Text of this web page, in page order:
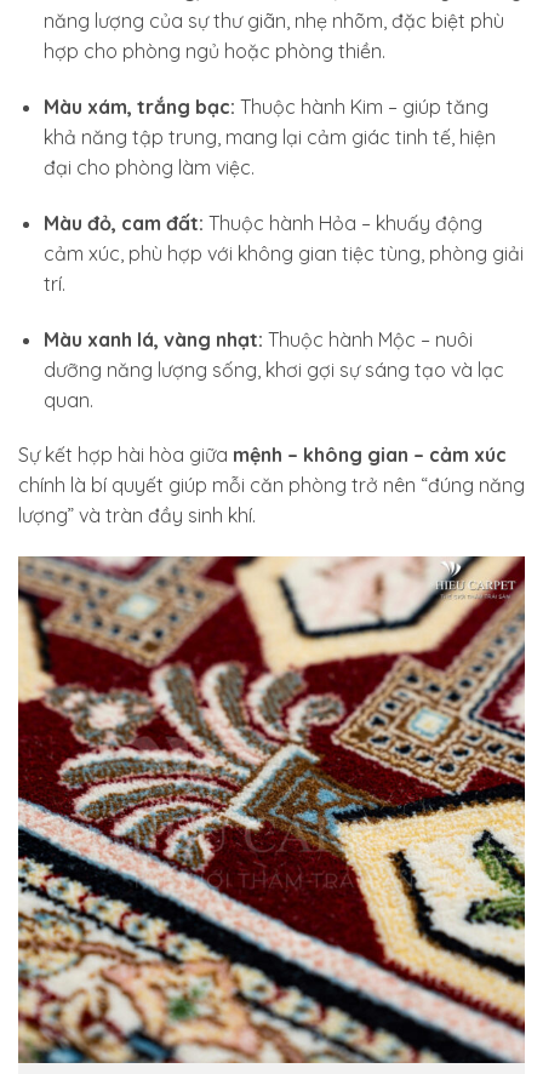
năng lượng của sự thư giãn, nhẹ nhõm, đặc biệt phù
hợp cho phòng ngủ hoặc phòng thiền.
Màu xám, trắng bạc: Thuộc hành Kim – giúp tăng
khả năng tập trung, mang lại cảm giác tinh tế, hiện
đại cho phòng làm việc.
Màu đỏ, cam đất: Thuộc hành Hỏa – khuấy động
cảm xúc, phù hợp với không gian tiệc tùng, phòng giải
trí.
Màu xanh lá, vàng nhạt: Thuộc hành Mộc – nuôi
dưỡng năng lượng sống, khơi gợi sự sáng tạo và lạc
quan.
Sự kết hợp hài hòa giữa mệnh – không gian – cảm xúc
chính là bí quyết giúp mỗi căn phòng trở nên “đúng năng
lượng” và tràn đầy sinh khí.